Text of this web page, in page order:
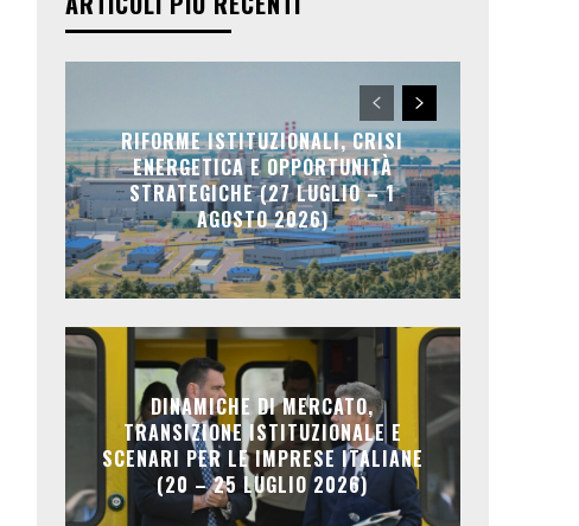
RIFORME ISTITUZIONALI, CRISI
ENERGETICA E OPPORTUNITÀ
STRATEGICHE (27 LUGLIO – 1
AGOSTO 2026)
DINAMICHE DI MERCATO,
TRANSIZIONE ISTITUZIONALE E
SCENARI PER LE IMPRESE ITALIANE
(20 – 25 LUGLIO 2026)